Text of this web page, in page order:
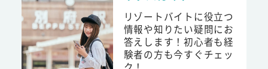
リゾートバイトに役立つ
情報や知りたい疑問にお
答えします！初心者も経
験者の方も今すぐチェッ